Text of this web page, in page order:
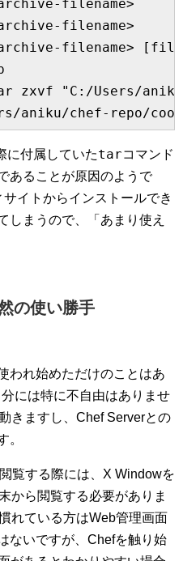
filename>
filename>
filename>
zxvf "C:/Users/
に付属していたtarコマンド
あることが原因のようで
イトからインストールでき
しまうので、「あまり使え
の使い勝手
われ始めただけのことはあ
には特に不自由はありませ
きますし、Chef Serverとの
。
覧する際には、X Windowを
から閲覧する必要がありま
れている方はWeb管理画面
ないですが、Chefを触り始